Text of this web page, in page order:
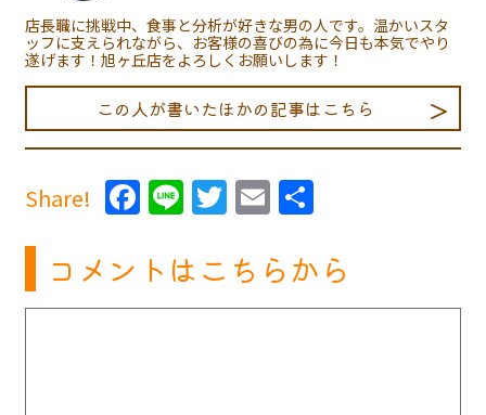
店長職に挑戦中、食事と分析が好きな男の人です。温かいスタ
ッフに支えられながら、お客様の喜びの為に今日も本気でやり
遂げます！旭ヶ丘店をよろしくお願いします！
この人が書いたほかの記事はこちら
Share! Facebook
LineTwitter
Email
コメントはこちらから